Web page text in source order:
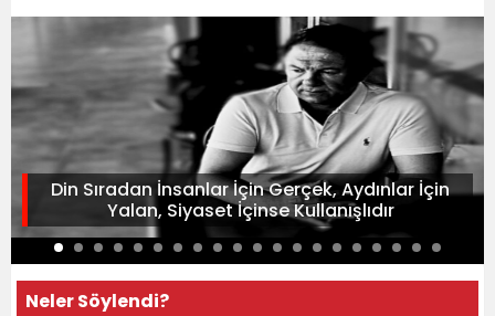
Din Sıradan İnsanlar İçin Gerçek, Aydınlar İçin
Yalan, Siyaset İçinse Kullanışlıdır
Neler Söylendi?